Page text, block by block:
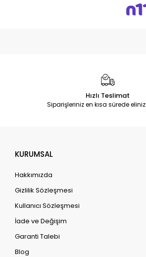
Hızlı Teslimat
Siparişleriniz en kısa sürede
KURUMSAL
Hakkımızda
Gizlilik Sözleşmesi
Kullanıcı Sözleşmesi
İade ve Değişim
Garanti Talebi
Blog